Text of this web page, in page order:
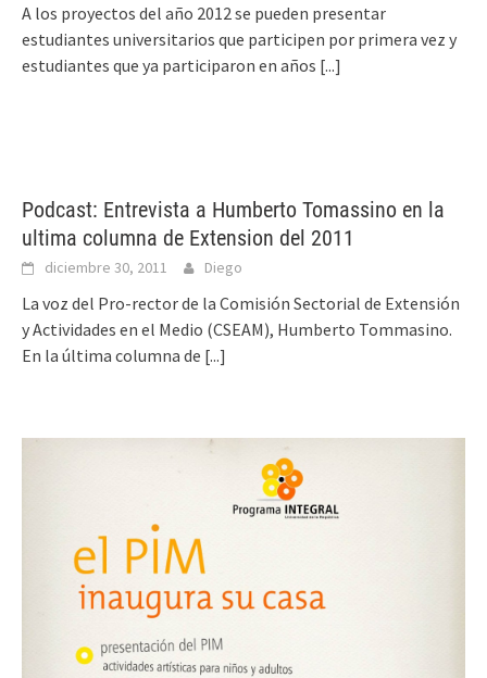
A los proyectos del año 2012 se pueden presentar
estudiantes universitarios que participen por primera vez y
estudiantes que ya participaron en años [...]
Podcast: Entrevista a Humberto Tomassino en la
ultima columna de Extension del 2011
diciembre 30, 2011 Diego
La voz del Pro-rector de la Comisión Sectorial de Extensión
y Actividades en el Medio (CSEAM), Humberto Tommasino.
En la última columna de [...]